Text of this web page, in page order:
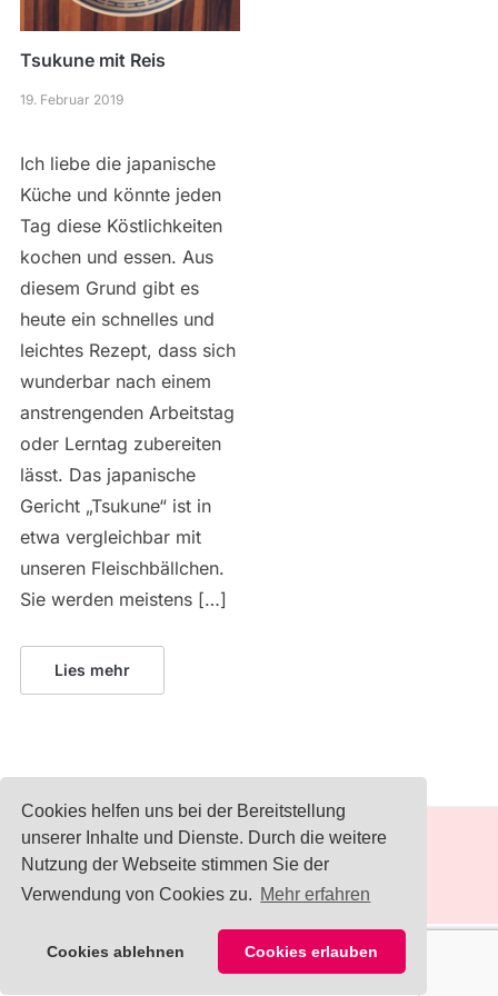
Cookies helfen uns bei der Bereitstellung
unserer Inhalte und Dienste. Durch die weitere
Nutzung der Webseite stimmen Sie der
Verwendung von Cookies zu. Mehr erfahren
Cookies ablehnen Cookies erlauben
Tsukune mit Reis
19. Februar 2019
Ich liebe die japanische
Küche und könnte jeden
Tag diese Köstlichkeiten
kochen und essen. Aus
diesem Grund gibt es
heute ein schnelles und
leichtes Rezept, dass sich
wunderbar nach einem
anstrengenden Arbeitstag
oder Lerntag zubereiten
lässt. Das japanische
Gericht „Tsukune“ ist in
etwa vergleichbar mit
unseren Fleischbällchen.
Sie werden meistens […]
Lies mehr
IMPRESSUM
COPYRIGHT © 2026 KOCHLÖFFELJUNKIES — DESIGNED BY